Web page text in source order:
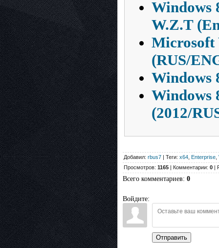
Windows
W.Z.T
Microsoft
(RUS/
Windows
Windows
(2012/
Добавил: rbus7 | Теги: x64 Enterprise
Просмотров: 1165 | Комментарии: 0 |
Всего комментариев: 0
Войдите:
Отправить